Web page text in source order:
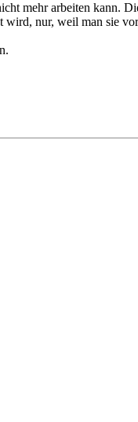
mehr arbeiten kann.
nur, weil man sie